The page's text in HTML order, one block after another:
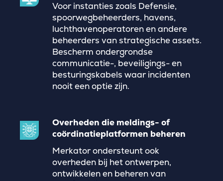
Voor instanties zoals Defensie,
spoorwegbeheerders, havens,
luchthavenoperatoren en andere
beheerders van strategische assets.
Bescherm ondergrondse
communicatie-, beveiligings- en
besturingskabels waar incidenten
nooit een optie zijn.
Overheden die meldings- of
coördinatieplatformen beheren
Merkator ondersteunt ook
overheden bij het ontwerpen,
ontwikkelen en beheren van